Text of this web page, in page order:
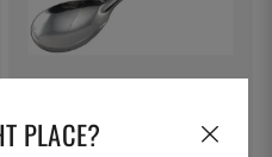
Łyżka do serwowania
PLACE?